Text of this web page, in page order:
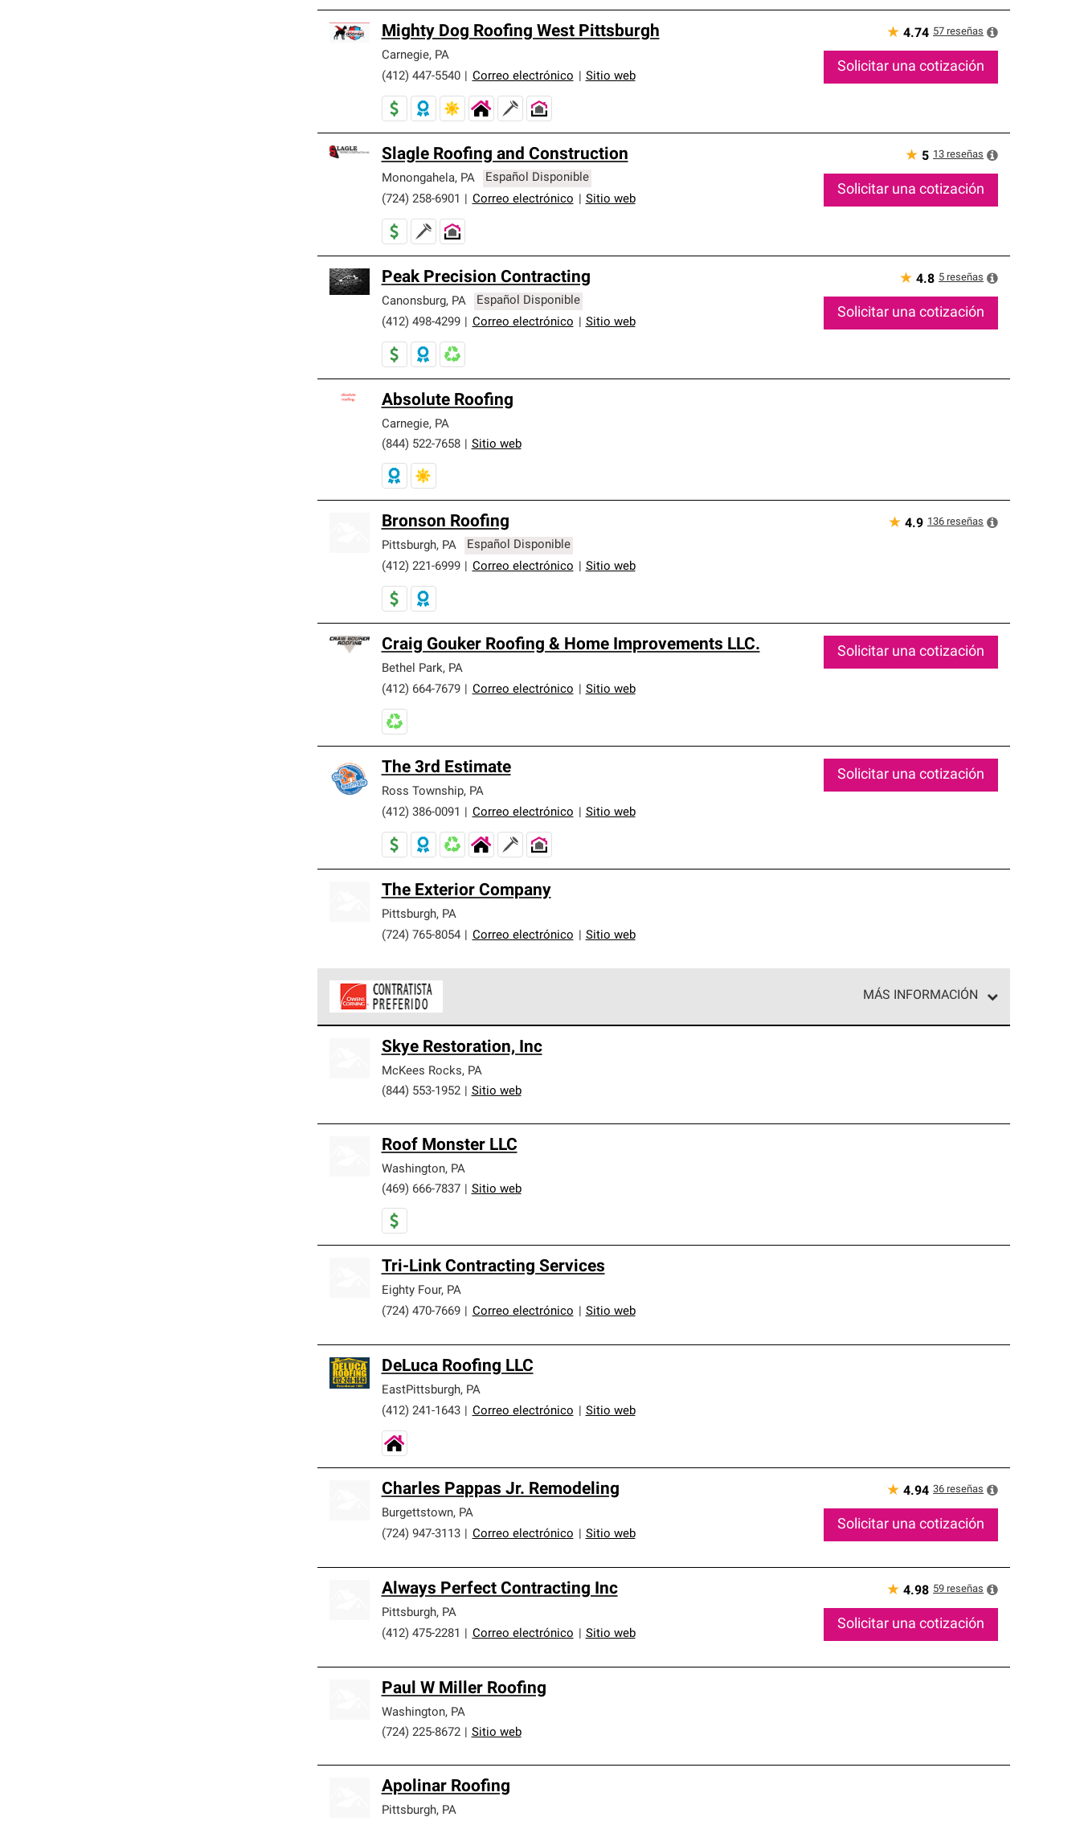
Mighty Dog Roofing West Pittsburgh
Carnegie, PA
(412) 447-5540
Correo electrónico Sitio web
★ 4.74 57 reseñas
Solicitar una cotización
Slagle Roofing and Construction
Monongahela, PA
Español Disponible
(724) 258-6901
Correo electrónico Sitio web
★ 5 13 reseñas
Solicitar una cotización
Peak Precision Contracting
Canonsburg, PA
Español Disponible
(412) 498-4299
Correo electrónico Sitio web
★ 4.8 5 reseñas
Solicitar una cotización
Absolute Roofing
Carnegie, PA
(844) 522-7658
Sitio web
Bronson Roofing
Pittsburgh, PA
Español Disponible
(412) 221-6999
Correo electrónico Sitio web
★ 4.9 136 reseñas
Craig Gouker Roofing & Home Improvements LLC.
Bethel Park, PA
(412) 664-7679
Correo electrónico Sitio web
Solicitar una cotización
The 3rd Estimate
Ross Township, PA
(412) 386-0091
Correo electrónico Sitio web
Solicitar una cotización
The Exterior Company
Pittsburgh, PA
(724) 765-8054
Correo electrónico Sitio web
MÁS INFORMACIÓN
cumplen con altos estándares y requisitos estrictos de profesionalismo y confiabilidad.
Skye Restoration, Inc
McKees Rocks, PA
(844) 553-1952
Sitio web
Roof Monster LLC
Washington, PA
(469) 666-7837
Sitio web
Tri-Link Contracting Services
Eighty Four, PA
(724) 470-7669
Correo electrónico Sitio web
DeLuca Roofing LLC
EastPittsburgh, PA
(412) 241-1643
Correo electrónico Sitio web
Charles Pappas Jr. Remodeling
Burgettstown, PA
(724) 947-3113
Correo electrónico Sitio web
★ 4.94 36 reseñas
Solicitar una cotización
Always Perfect Contracting Inc
Pittsburgh, PA
(412) 475-2281
Correo electrónico Sitio web
★ 4.98 59 reseñas
Solicitar una cotización
Paul W Miller Roofing
Washington, PA
(724) 225-8672
Sitio web
Apolinar Roofing
Pittsburgh, PA